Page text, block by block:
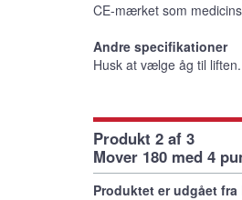
CE-mærket som
Andre specifikationer
Husk at vælge åg til liften.
Produkt 2 af 3
Mover 180 med 4
Produktet er udgået fra